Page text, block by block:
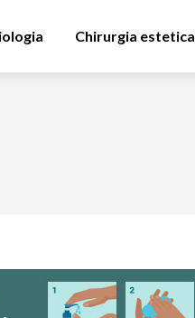
Chirurgia estetica